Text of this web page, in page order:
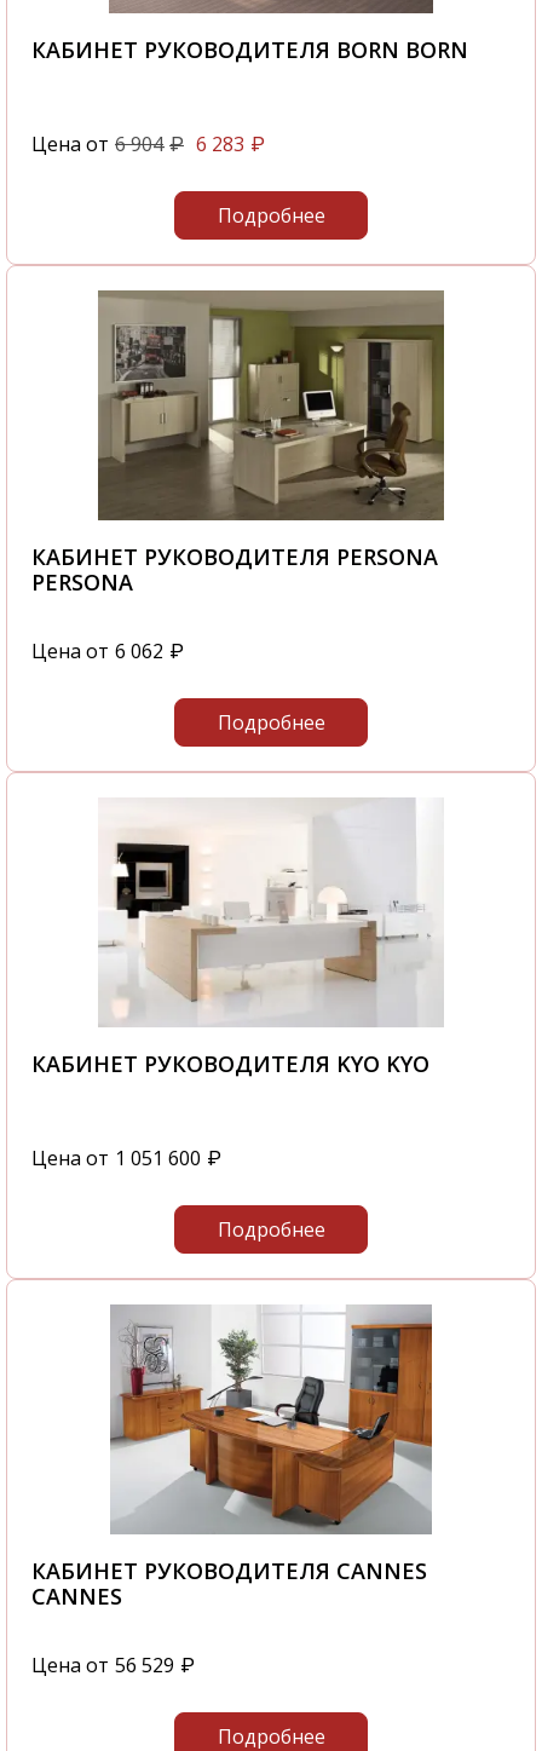
КАБИНЕТ РУКОВОДИТЕЛЯ BORN BORN
Цена от 6 904 ₽ 6 283 ₽
Подробнее
КАБИНЕТ РУКОВОДИТЕЛЯ PERSONA
PERSONA
Цена от 6 062 ₽
Подробнее
КАБИНЕТ РУКОВОДИТЕЛЯ KYO KYO
Цена от 1 051 600 ₽
Подробнее
КАБИНЕТ РУКОВОДИТЕЛЯ CANNES
CANNES
Цена от 56 529 ₽
Подробнее